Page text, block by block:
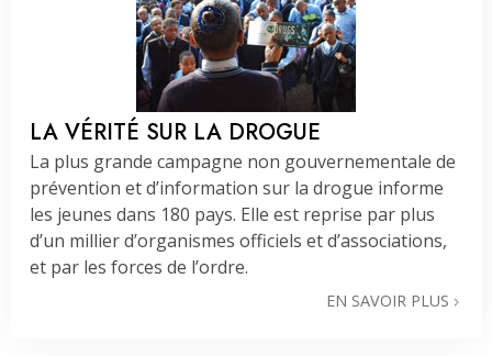
LA VÉRITÉ SUR LA DROGUE
La plus grande campagne non gouvernementale de
prévention et d’information sur la drogue informe
les jeunes dans 180 pays. Elle est reprise par plus
d’un millier d’organismes officiels et d’associations,
et par les forces de l’ordre.
EN SAVOIR PLUS